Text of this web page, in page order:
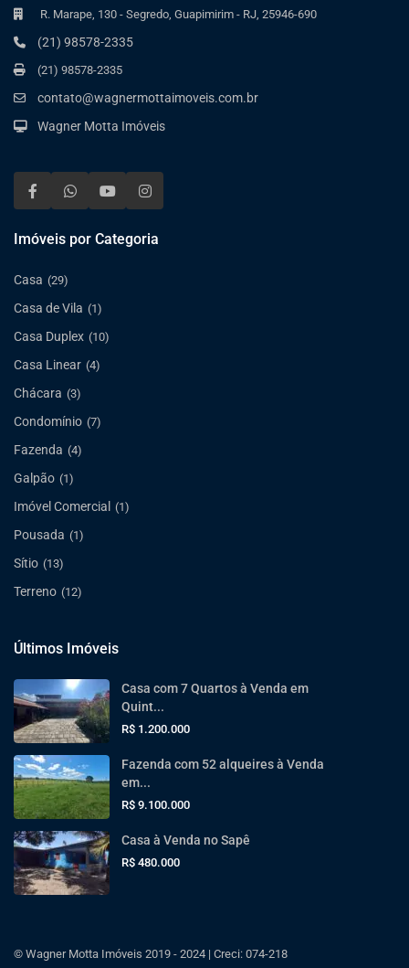
R. Marape, 130 - Segredo, Guapimirim - RJ, 25946-690
(21) 98578-2335
(21) 98578-2335
contato@wagnermottaimoveis.com.br
Wagner Motta Imóveis
Imóveis por Categoria
Casa (29)
Casa de Vila (1)
Casa Duplex (10)
Casa Linear (4)
Chácara (3)
Condomínio (7)
Fazenda (4)
Galpão (1)
Imóvel Comercial (1)
Pousada (1)
Sítio (13)
Terreno (12)
Últimos Imóveis
Casa com 7 Quartos à Venda em
Quint...
R$ 1.200.000
Fazenda com 52 alqueires à Venda
em...
R$ 9.100.000
Casa à Venda no Sapê
R$ 480.000
© Wagner Motta Imóveis 2019 - 2024 | Creci: 074-218